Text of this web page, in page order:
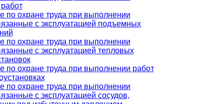
по охране труда при выполнении
с эксплуатацией подъемных
по охране труда при выполнении
с эксплуатацией тепловых
по охране труда при выполнении работ
по охране труда при выполнении
с эксплуатацией сосудов,